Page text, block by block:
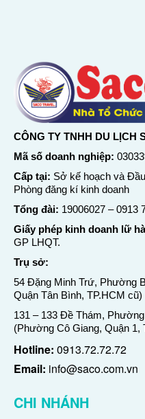
CÔNG TY TNHH DU LỊCH
Mã số doanh nghiệp:
Cấp tại: Sở kế hoạch và
Phòng đăng kí kinh doanh
Tổng đài: 19006027 –0913
Giấy phép kinh doanh lữ
GP LHQT.
Trụ sở:
54 Đặng Minh Trứ, Phường
Quận Tân Bình, TP.HCM cũ)
131 – 133 Đề Thám,
(Phường Cô Giang, Quận 1,
Hotline: 0913.72.72.72
Email: info@saco.com.vn
CHI NHÁNH